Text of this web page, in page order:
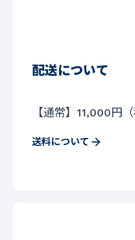
配送について
【通常】11,000円
送料について